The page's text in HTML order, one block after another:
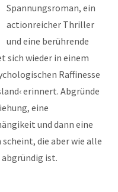
Spannungsroman, ein
actionreicher Thriller
und eine berührende
sich wieder in einem
Raffinesse
erinnert. Abgründe
eine
und dann eine
die aber wie alle
ist.